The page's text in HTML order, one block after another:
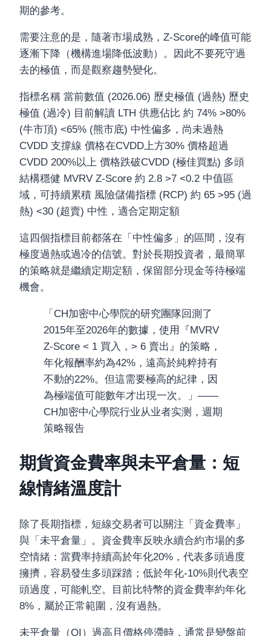
期的參考。
需要注意的是，隨著市場成熟，Z-Score的峰值可能
逐漸下降（機構進場降低波動）。因此不要死守過
去的極值，而是觀察趨勢變化。
指標名稱 當前數值 (2026.06) 歷史極值 (過熱) 歷史
極值 (過冷) 目前解讀 LTH 供應佔比 約 74% >80%
(牛市頂) <65% (熊市底) 中性偏多，尚未過熱
CVDD 支撐線 價格在CVDD上方30% 價格超過
CVDD 200%以上 價格跌破CVDD (極佳買點) 多頭
結構穩健 MVRV Z-Score 約 2.8 >7 <0.2 中值區
域，可持續累積 風險儲備指標 (RCP) 約 65 >95 (過
熱) <30 (超賣) 中性，適合定期定額
這四個指標目前都落在「中性偏多」的區間，沒有
極度過熱或過冷的信號。對於長期投資者，最簡單
的策略就是繼續定期定額，保留部分現金等待極端
機會。
「CH加密中心學院的研究團隊回測了
2015年至2026年的數據，使用『MVRV
Z-Score < 1 買入，> 6 賣出』的策略，
年化報酬率約為42%，遠高於純粹持有
不動的22%。但這需要極高的紀律，因
為極端值可能數年才出現一次。」——
CH加密中心學院行业从业者实测，週期
策略報告
期貨資金費率與未平倉量：短
線情緒溫度計
除了長期指標，短線交易者可以關注「資金費率」
與「未平倉量」。資金費率反映永續合約市場的多
空情緒：當費率持續高於年化20%，代表多頭過度
擁擠，容易發生多頭踩踏；低於年化-10%則代表空
頭過度，可能軋空。目前比特幣的資金費率約年化
8%，屬於正常範圍，沒有過熱。
未平倉量（OI）過高且價格停滯時，通常是變盤前